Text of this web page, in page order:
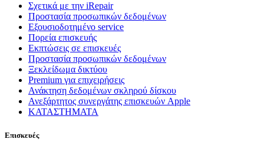
Σχετικά με την iRepair
Προστασία προσωπικών δεδομένων
Εξουσιοδοτημένο service
Πορεία επισκευής
Εκπτώσεις σε επισκευές
Προστασία προσωπικών δεδομένων
Ξεκλείδωμα δικτύου
Premium για επιχειρήσεις
Ανάκτηση δεδομένων σκληρού δίσκου
Ανεξάρτητος συνεργάτης επισκευών Apple
ΚΑΤΑΣΤΗΜΑΤΑ
Επισκευές